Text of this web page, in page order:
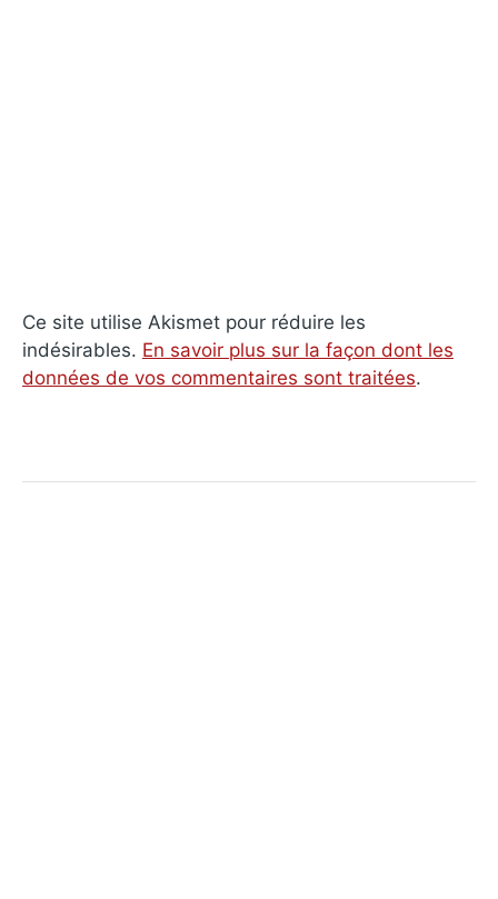
Ce site utilise Akismet pour réduire les
indésirables. En savoir plus sur la façon dont les
données de vos commentaires sont traitées.